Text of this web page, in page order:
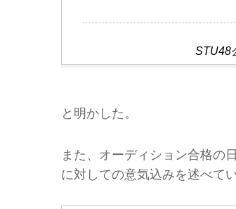
STU48
と明かした。
また、オーディション合格の
に対しての意気込みを述べてい